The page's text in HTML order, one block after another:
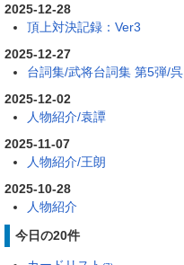
2025-12-28
頂上対決記録：Ver3
2025-12-27
台詞集/武将台詞集 第5弾/呉
2025-12-02
人物紹介/袁譚
2025-11-07
人物紹介/王朗
2025-10-28
人物紹介
今日の20件